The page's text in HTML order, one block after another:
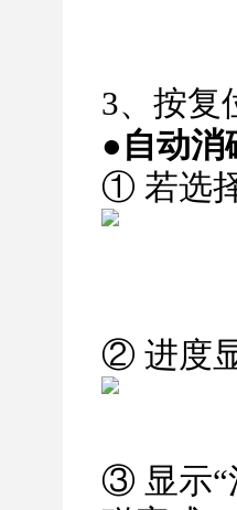
3、按复
● 自动消
① 若选
② 进度
③ 显示“